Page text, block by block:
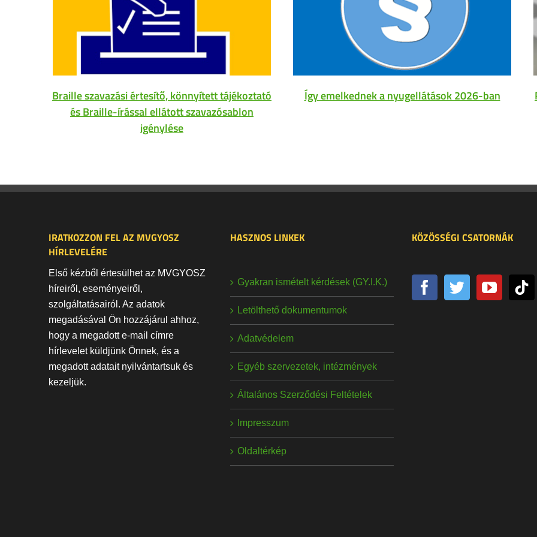
Braille szavazási értesítő, könnyített tájékoztató
és Braille-írással ellátott szavazósablon
igénylése
Így emelkednek a nyugellátások 2026-ban
IRATKOZZON FEL AZ MVGYOSZ
HÍRLEVELÉRE
Első kézből értesülhet az MVGYOSZ
híreiről, eseményeiről,
szolgáltatásairól. Az adatok
megadásával Ön hozzájárul ahhoz,
hogy a megadott e-mail címre
hírlevelet küldjünk Önnek, és a
megadott adatait nyilvántartsuk és
kezeljük.
HASZNOS LINKEK
Gyakran ismételt kérdések (GY.I.K.)
Letölthető dokumentumok
Adatvédelem
Egyéb szervezetek, intézmények
Általános Szerződési Feltételek
Impresszum
Oldaltérkép
KÖZÖSSÉGI CSATORNÁK